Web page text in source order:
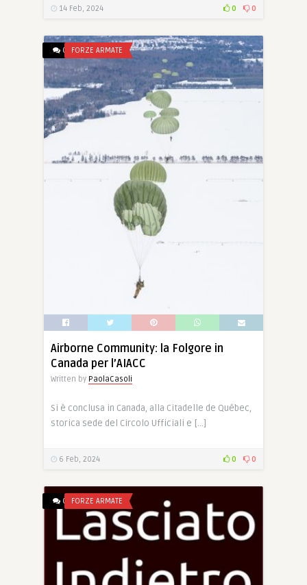
14 Feb, 2024 0 0
0 FORZE ARMATE
Airborne Community: la Folgore in
Canada per l’AIACC
Written by PaolaCasoli
Si è conclusa in Canada, alla Citadelle de Québec,
storica sede del Circolo Ufficiali e […]
6 Feb, 2024 0 0
0 FORZE ARMATE